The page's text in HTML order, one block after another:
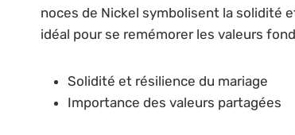
noces de Nickel symbolisent la solidité
idéal pour se remémorer les valeurs
Solidité et résilience du mariage
Importance des valeurs partagées